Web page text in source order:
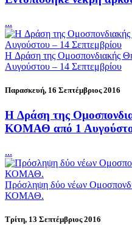
...
H Δράση της Ομοσπονδιακής
Αυγούστου – 14 Σεπτεμβρίου
Παρασκευή, 16 Σεπτέμβριος 2016
H Δράση της
ΚΟΜΑΘ από 1
...
Πρόσληψη δύο νέων
ΚΟΜΑΘ.
Τρίτη, 13 Σεπτέμβριος 2016